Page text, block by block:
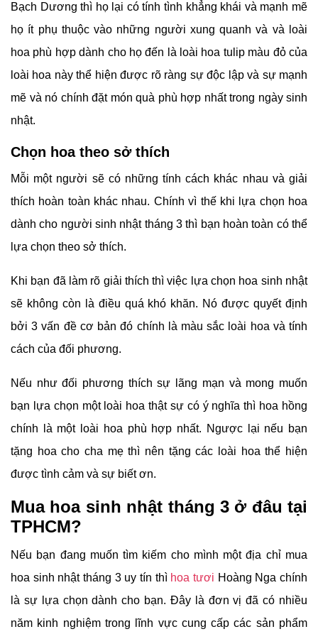
Bạch Dương thì họ lại có tính tình khẳng khái và mạnh mẽ
họ ít phụ thuộc vào những người xung quanh và và loài
hoa phù hợp dành cho họ đến là loài hoa tulip màu đỏ của
loài hoa này thể hiện được rõ ràng sự độc lập và sự mạnh
mẽ và nó chính đặt món quà phù hợp nhất trong ngày sinh
nhật.
Chọn hoa theo sở thích
Mỗi một người sẽ có những tính cách khác nhau và giải
thích hoàn toàn khác nhau. Chính vì thế khi lựa chọn hoa
dành cho người sinh nhật tháng 3 thì bạn hoàn toàn có thể
lựa chọn theo sở thích.
Khi bạn đã làm rõ giải thích thì việc lựa chọn hoa sinh nhật
sẽ không còn là điều quá khó khăn. Nó được quyết định
bởi 3 vấn đề cơ bản đó chính là màu sắc loài hoa và tính
cách của đối phương.
Nếu như đối phương thích sự lãng mạn và mong muốn
bạn lựa chọn một loài hoa thật sự có ý nghĩa thì hoa hồng
chính là một loài hoa phù hợp nhất. Ngược lại nếu bạn
tặng hoa cho cha mẹ thì nên tặng các loài hoa thể hiện
được tình cảm và sự biết ơn.
Mua hoa sinh nhật tháng 3 ở đâu tại
TPHCM?
Nếu bạn đang muốn tìm kiếm cho mình một địa chỉ mua
hoa sinh nhật tháng 3 uy tín thì hoa tươi Hoàng Nga chính
là sự lựa chọn dành cho bạn. Đây là đơn vị đã có nhiều
năm kinh nghiệm trong lĩnh vực cung cấp các sản phẩm